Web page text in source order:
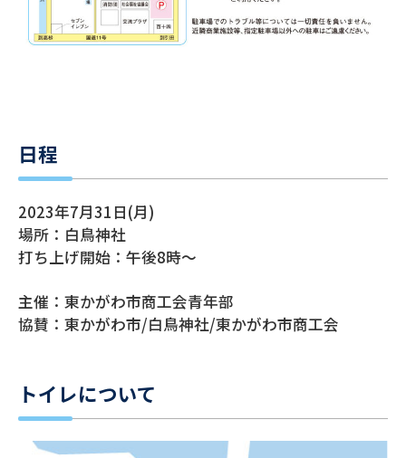
日程
2023年7月31日(月)
場所：白鳥神社
打ち上げ開始：午後8時～
主催：東かがわ市商工会青年部
協賛：東かがわ市/白鳥神社/東かがわ市商工会
トイレについて